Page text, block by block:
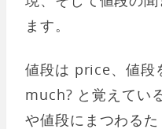
ます。
値段は price、値段
much? と覚えてい
や値段にまつわる